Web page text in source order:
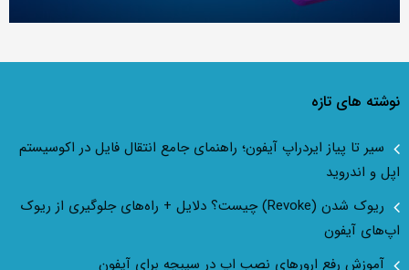
نوشته های تازه
سیر تا پیاز ایردراپ آیفون؛ راهنمای جامع انتقال فایل در اکوسیستم
اپل و اندروید
ریوک شدن (Revoke) چیست؟ دلایل + راه‌های جلوگیری از ریوک
اپ‌های آیفون
آموزش رفع ارور‌های نصب اپ در سیبچه برای آیفون